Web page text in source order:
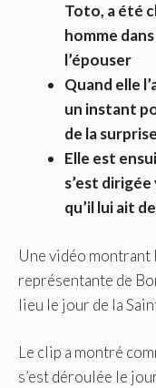
Toto, a été
homme
l’épouser
Quand elle
un instant
de la
Elle est
s’est
qu’il lui ait
Une vidéo
représentante de
lieu le jour de la
Le clip a montré
s’est déroulée le